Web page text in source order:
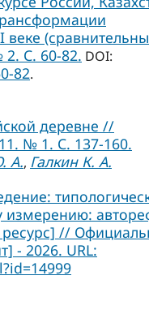
веке
С. 60-82. DOI:
82.
деревне //
№ 1. С. 137-160.
А., Галкин К. А.
измерению:
ресурс] //
- 2026. URL: